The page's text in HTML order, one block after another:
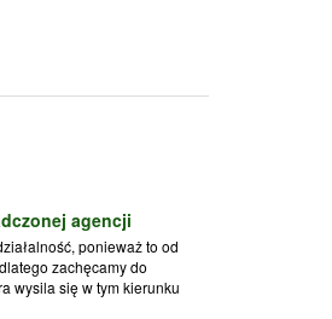
agencji
ponieważ to od
zachęcamy do
wysila się w tym kierunku